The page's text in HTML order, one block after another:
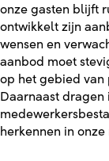
onze gasten blijft
ontwikkelt zijn
wensen en
aanbod moet
op het gebied van
Daarnaast dragen
herkennen in